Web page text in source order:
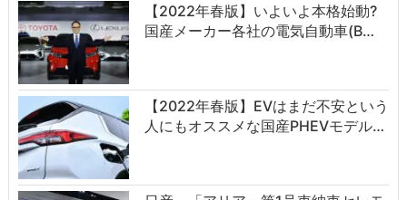
【2022年春版】いよいよ本格始動?
国産メーカー各社の電気自動車(B…
【2022年春版】EVはまだ不安という
人にもオススメな国産PHEVモデル…